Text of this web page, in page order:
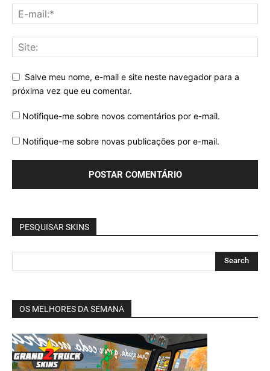
Salve meu nome, e-mail e site neste navegador para a
próxima vez que eu comentar.
Notifique-me sobre novos comentários por e-mail.
Notifique-me sobre novas publicações por e-mail.
PESQUISAR SKINS
OS MELHORES DA SEMANA